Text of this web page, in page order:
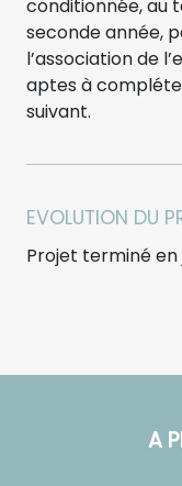
conditionnée, au
seconde année,
l’association de
aptes à
suivant.
EVOLUTION DU
Projet terminé en
A